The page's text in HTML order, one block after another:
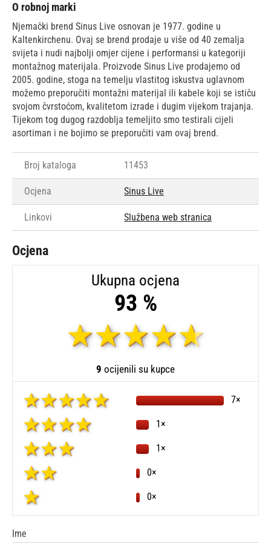
O robnoj marki
Njemački brend Sinus Live osnovan je 1977. godine u
Kaltenkirchenu. Ovaj se brend prodaje u više od 40 zemalja
svijeta i nudi najbolji omjer cijene i performansi u kategoriji
montažnog materijala. Proizvode Sinus Live prodajemo od
2005. godine, stoga na temelju vlastitog iskustva uglavnom
možemo preporučiti montažni materijal ili kabele koji se ističu
svojom čvrstoćom, kvalitetom izrade i dugim vijekom trajanja.
Tijekom tog dugog razdoblja temeljito smo testirali cijeli
asortiman i ne bojimo se preporučiti vam ovaj brend.
Broj kataloga 11453
Ocjena Sinus Live
Linkovi Službena web stranica
Ocjena
Ukupna ocjena
93 %
9 ocijenili su kupce
7×
1×
1×
0×
0×
Ime